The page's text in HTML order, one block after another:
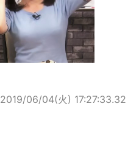
2019/06/04(火) 17:27:33.32